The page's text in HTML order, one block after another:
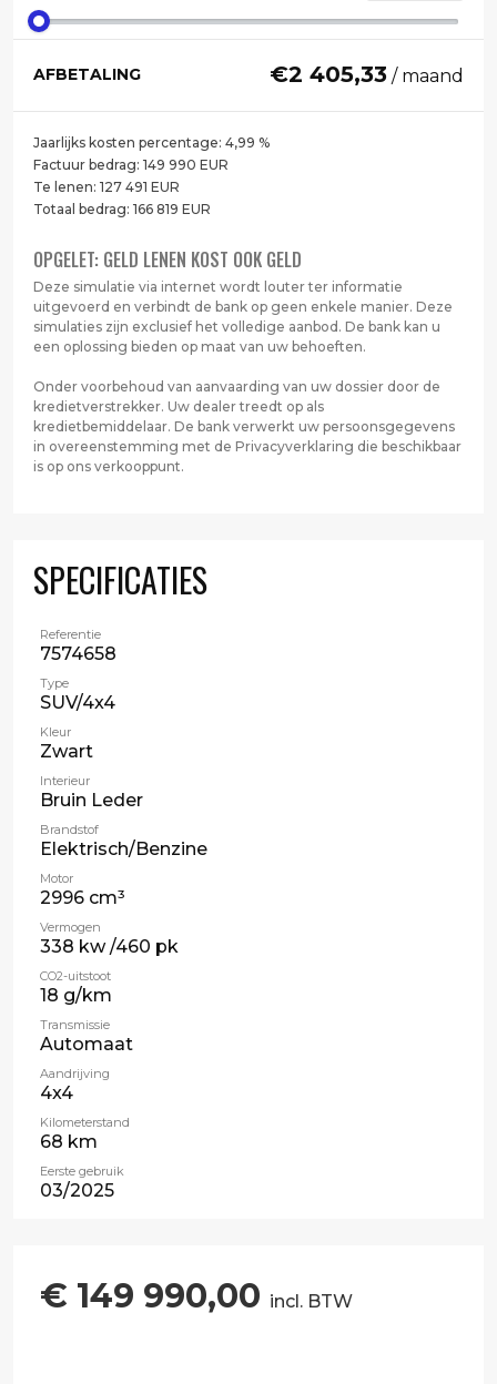
AFBETALING €2 405,33 / maand
Jaarlijks kosten percentage: 4,99 %
Factuur bedrag: 149 990 EUR
Te lenen: 127 491 EUR
Totaal bedrag: 166 819 EUR
OPGELET: GELD LENEN KOST OOK GELD
Deze simulatie via internet wordt louter ter informatie
uitgevoerd en verbindt de bank op geen enkele manier. Deze
simulaties zijn exclusief het volledige aanbod. De bank kan u
een oplossing bieden op maat van uw behoeften.
Onder voorbehoud van aanvaarding van uw dossier door de
kredietverstrekker. Uw dealer treedt op als
kredietbemiddelaar. De bank verwerkt uw persoonsgegevens
in overeenstemming met de Privacyverklaring die beschikbaar
is op ons verkooppunt.
SPECIFICATIES
Referentie
7574658
Type
SUV/4x4
Kleur
Zwart
Interieur
Bruin Leder
Brandstof
Elektrisch/Benzine
Motor
2996 cm³
Vermogen
338 kw /460 pk
CO2-uitstoot
18 g/km
Transmissie
Automaat
Aandrijving
4x4
Kilometerstand
68 km
Eerste gebruik
03/2025
€ 149 990,00 incl. BTW